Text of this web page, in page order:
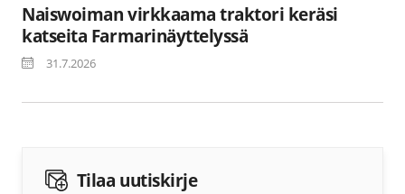
Naiswoiman virkkaama traktori keräsi
katseita Farmarinäyttelyssä
31.7.2026
Tilaa uutiskirje